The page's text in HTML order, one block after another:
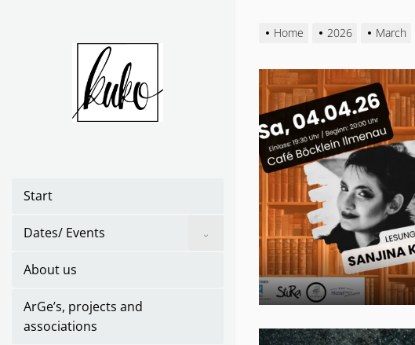
content
Start
Dates/ Events Show
About us
ArGe’s, projects and
associations
Home 2026 March